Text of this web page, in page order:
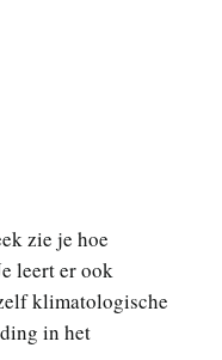
zie je hoe
leert er ook
klimatologische
in het